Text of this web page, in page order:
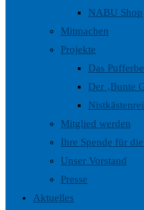
NABU Shop
Mitmachen
Projekte
Das
Der ‚Bunte
Mitglied werden
Ihre Spende für
Unser Vorstand
Presse
Aktuelles